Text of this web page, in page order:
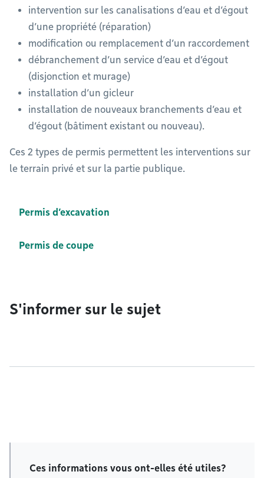
intervention sur les canalisations d’eau et d’égout
d’une propriété (réparation)
modification ou remplacement d’un raccordement
débranchement d’un service d’eau et d’égout
(disjonction et murage)
installation d’un gicleur
installation de nouveaux branchements d’eau et
d’égout (bâtiment existant ou nouveau).
Ces 2 types de permis permettent les interventions sur
le terrain privé et sur la partie publique.
Permis d’excavation
Permis de coupe
S'informer sur le sujet
Ces informations vous ont-elles été utiles?